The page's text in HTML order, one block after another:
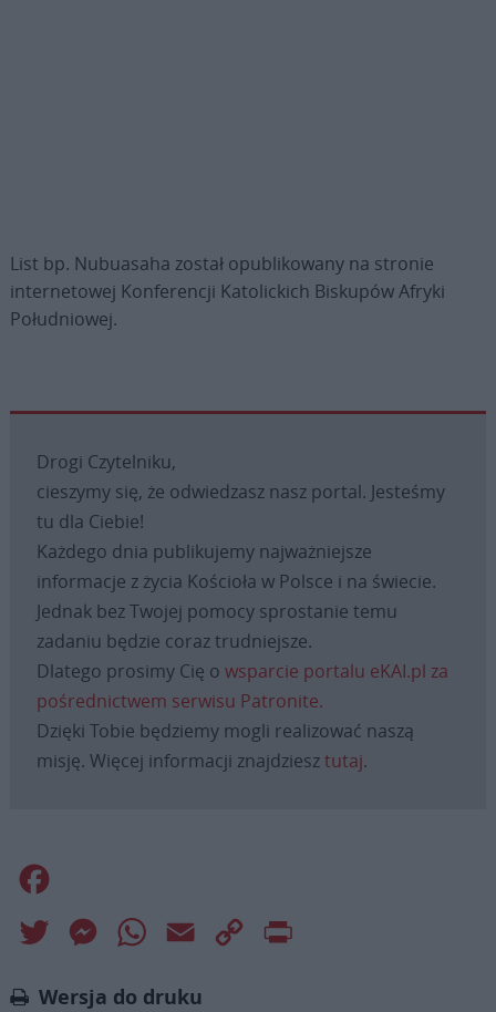
List bp. Nubuasaha został opublikowany na stronie
internetowej Konferencji Katolickich Biskupów Afryki
Południowej.
Drogi Czytelniku,
cieszymy się, że odwiedzasz nasz portal. Jesteśmy
tu dla Ciebie!
Każdego dnia publikujemy najważniejsze
informacje z życia Kościoła w Polsce i na świecie.
Jednak bez Twojej pomocy sprostanie temu
zadaniu będzie coraz trudniejsze.
Dlatego prosimy Cię o wsparcie portalu eKAI.pl za
pośrednictwem serwisu Patronite.
Dzięki Tobie będziemy mogli realizować naszą
misję. Więcej informacji znajdziesztutaj.
Twitter MessengerWhatsApp
Email
Copy
Wersja do druku